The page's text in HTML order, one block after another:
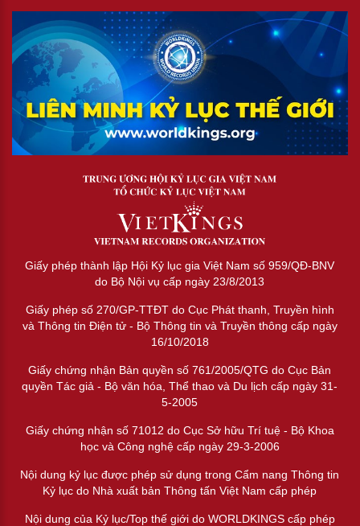
Giấy phép thành lập Hội Kỷ lục gia Việt Nam số 959/QĐ-BNV
do Bộ Nội vụ cấp ngày 23/8/2013
Giấy phép số 270/GP-TTĐT do Cục Phát thanh, Truyền hình
và Thông tin Điện tử - Bộ Thông tin và Truyền thông cấp ngày
16/10/2018
Giấy chứng nhận Bản quyền số 761/2005/QTG do Cục Bản
quyền Tác giả - Bộ văn hóa, Thể thao và Du lịch cấp ngày 31-
5-2005
Giấy chứng nhận số 71012 do Cục Sở hữu Trí tuệ - Bộ Khoa
học và Công nghệ cấp ngày 29-3-2006
Nội dung kỷ lục được phép sử dụng trong Cẩm nang Thông tin
Kỷ lục do Nhà xuất bản Thông tấn Việt Nam cấp phép
Nội dung của Kỷ lục/Top thế giới do WORLDKINGS cấp phép